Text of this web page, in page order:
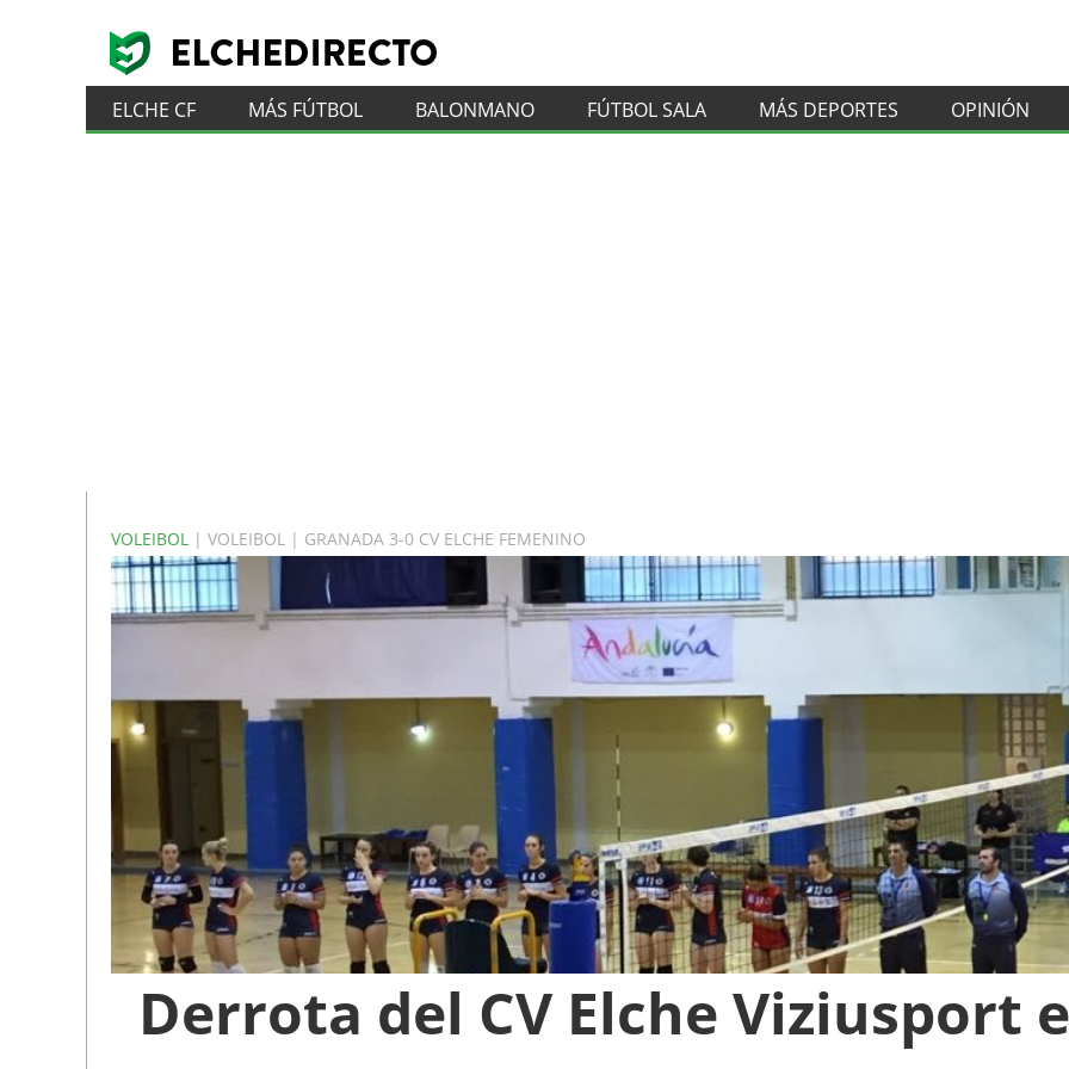
ELCHE CF MÁS FÚTBOL BALONMANO FÚTBOL SALA MÁS DEPORTES OPINIÓN
VOLEIBOL | VOLEIBOL | GRANADA 3-0 CV ELCHE FEMENINO
Derrota del CV Elche Viziusport